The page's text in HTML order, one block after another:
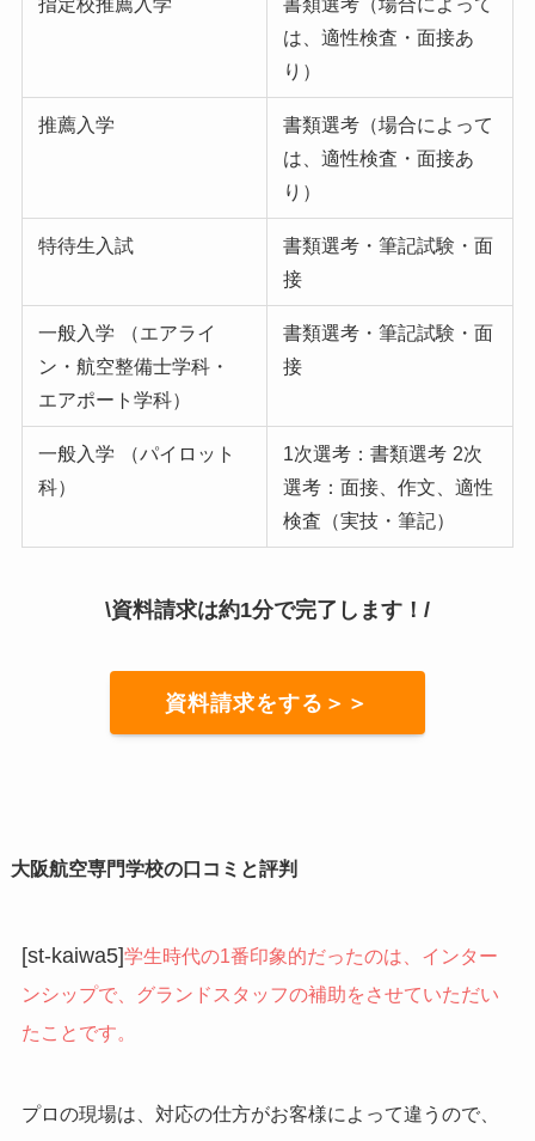
は、適性検査・面接あ
り）
推薦入学
書類選考（場合によって
は、適性検査・面接あ
り）
特待生入試
書類選考・筆記試験・面
接
一般入学
（エアライ
ン・航空整備士学科・
エアポート学科）
書類選考・筆記試験・面
接
一般入学
（パイロット
科）
1次選考：書類選考 2次
選考：面接、作文、適性
検査（実技・筆記）
\資料請求は約1分で完了します！/
資料請求をする＞＞
大阪航空専門学校の口コミと評判
[st-kaiwa5]学生時代の1番印象的だったのは、インター
ンシップで、グランドスタッフの補助をさせていただい
たことです。
プロの現場は、対応の仕方がお客様によって違うので、